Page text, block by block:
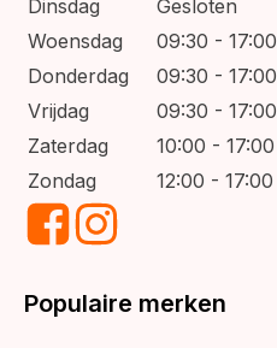
Dinsdag
Gesloten
Woensdag
09:30 - 17:00
Donderdag
09:30 - 17:00
Vrijdag
09:30 - 17:00
Zaterdag
10:00 - 17:00
Zondag
12:00 - 17:00
Populaire merken